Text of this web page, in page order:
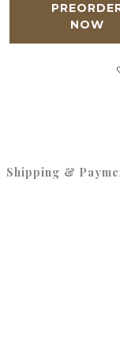
NOW
Shipping &